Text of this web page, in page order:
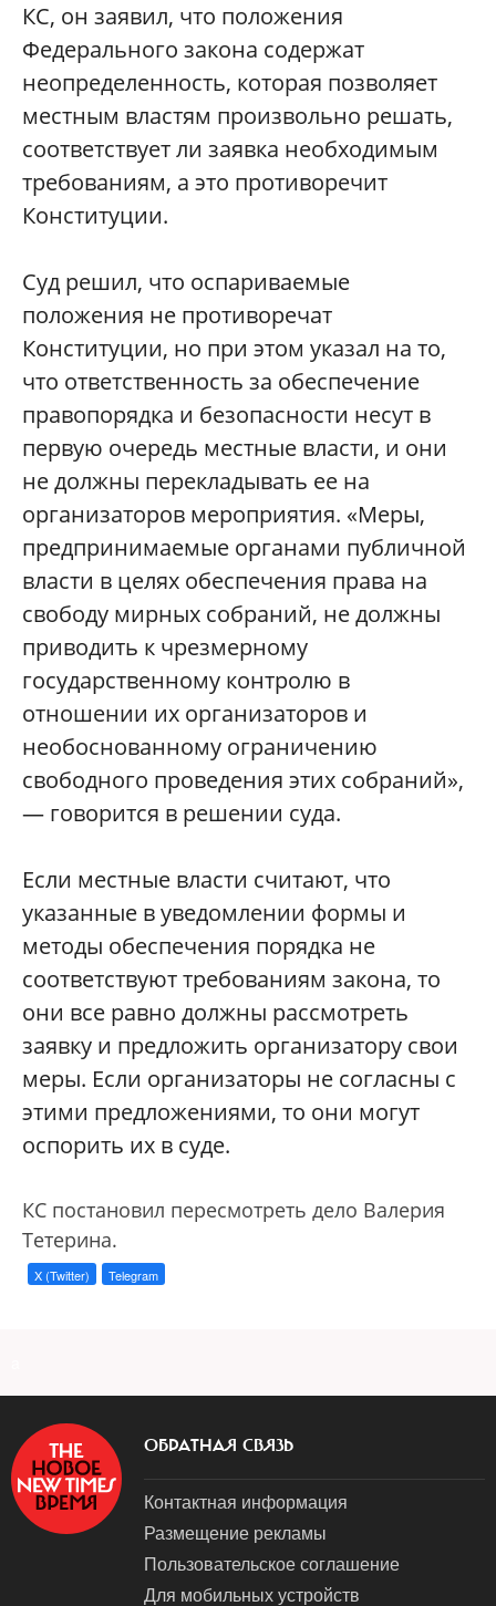
КС, он заявил, что положения
Федерального закона содержат
неопределенность, которая позволяет
местным властям произвольно решать,
соответствует ли заявка необходимым
требованиям, а это противоречит
Конституции.
Суд решил, что оспариваемые
положения не противоречат
Конституции, но при этом указал на то,
что ответственность за обеспечение
правопорядка и безопасности несут в
первую очередь местные власти, и они
не должны перекладывать ее на
организаторов мероприятия. «Меры,
предпринимаемые органами публичной
власти в целях обеспечения права на
свободу мирных собраний, не должны
приводить к чрезмерному
государственному контролю в
отношении их организаторов и
необоснованному ограничению
свободного проведения этих собраний»,
— говорится в решении суда.
Если местные власти считают, что
указанные в уведомлении формы и
методы обеспечения порядка не
соответствуют требованиям закона, то
они все равно должны рассмотреть
заявку и предложить организатору свои
меры. Если организаторы не согласны с
этими предложениями, то они могут
оспорить их в суде.
КС постановил пересмотреть дело Валерия
Тетерина.
X (Twitter) Telegram
ОБРАТНАЯ СВЯЗЬ
Контактная информация
Размещение рекламы
Пользовательское соглашение
Для мобильных устройств